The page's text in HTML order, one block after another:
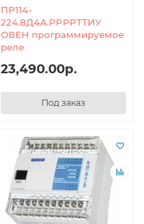
ПР114-
224.8Д4А.РРРРТТИУ
ОВЕН программируемое
реле
23,490.00р.
Под заказ